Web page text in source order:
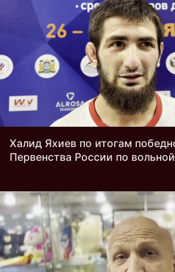
Халид Яхиев по итогам
Первенства России по